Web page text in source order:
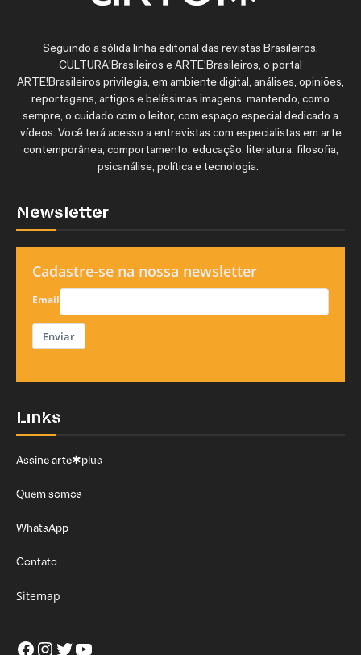
Seguindo a sólida linha editorial das revistas Brasileiros,
CULTURA!Brasileiros e ARTE!Brasileiros, o portal
ARTE!Brasileiros privilegia, em ambiente digital, análises, opiniões,
reportagens, artigos e belíssimas imagens, mantendo, como
sempre, o cuidado com o leitor, com espaço especial dedicado a
vídeos. Você terá acesso a entrevistas com especialistas em arte
contemporânea, comportamento, educação, literatura, filosofia,
psicanálise, política e tecnologia.
Newsletter
Cadastre-se na nossa newsletter
Email
Enviar
Links
Assine arte✱plus
Quem somos
WhatsApp
Contato
Sitemap
Facebook
Instagram
Twitter
Youtube